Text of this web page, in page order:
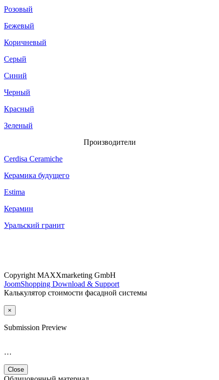
Розовый
Бежевый
Коричневый
Серый
Синий
Черный
Красный
Зеленый
Производители
Cerdisa Ceramiche
Керамика будущего
Estima
Керамин
Уральский гранит
Copyright MAXXmarketing GmbH
JoomShopping Download & Support
Калькулятор стоимости фасадной системы
×
Submission Preview
…
Close